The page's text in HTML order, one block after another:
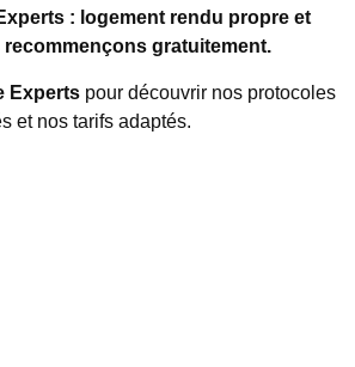
: logement rendu propre et
recommençons gratuitement.
Experts pour découvrir nos protocoles
et nos tarifs adaptés.